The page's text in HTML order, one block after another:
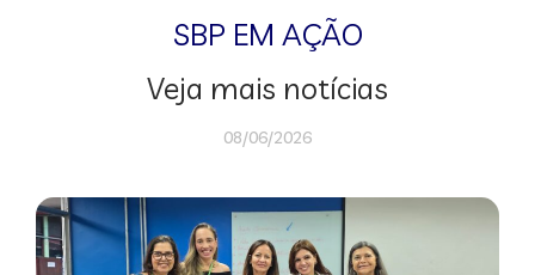
SBP EM AÇÃO
Veja mais notícias
08/06/2026